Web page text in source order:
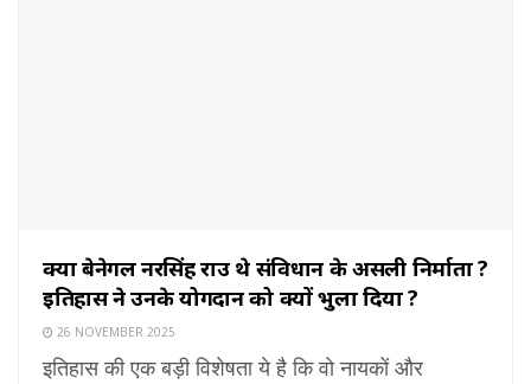
क्या बेनेगल नरसिंह राउ थे संविधान के असली निर्माता ?
इतिहास ने उनके योगदान को क्यों भुला दिया ?
26 NOVEMBER 2025
इतिहास की एक बड़ी विशेषता ये है कि वो नायकों और